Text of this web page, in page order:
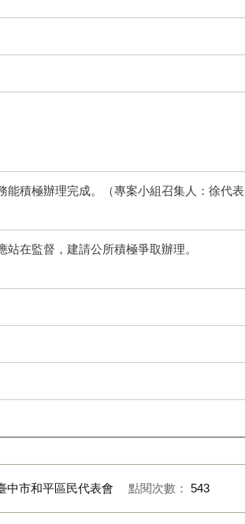
能積極辦理完成。（專案小組召集人：徐代表
在監督，建請公所積極爭取辦理。
中市和平區民代表會 點閱次數： 543